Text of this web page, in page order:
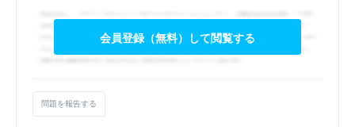
会員登録（無料）して閲覧する
問題を報告する